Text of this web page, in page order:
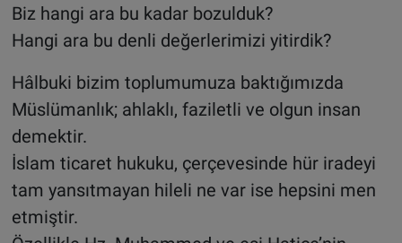
Biz hangi ara bu kadar bozulduk?
Hangi ara bu denli değerlerimizi yitirdik?
Hâlbuki bizim toplumumuza baktığımızda
Müslümanlık; ahlaklı, faziletli ve olgun insan
demektir.
İslam ticaret hukuku, çerçevesinde hür iradeyi
tam yansıtmayan hileli ne var ise hepsini men
etmiştir.